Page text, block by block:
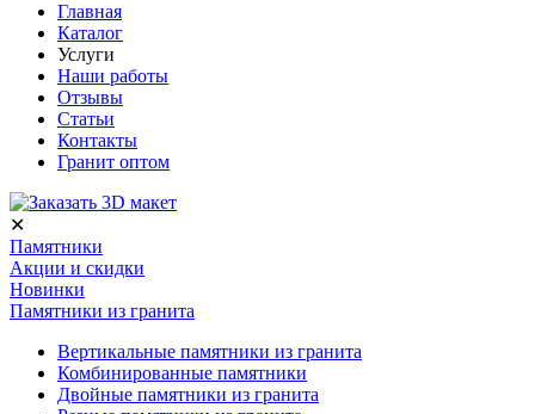
Главная
Каталог
Услуги
Наши работы
Отзывы
Статьи
Контакты
Гранит оптом
✕
Памятники
Акции и скидки
Новинки
Памятники из гранита
Вертикальные памятники из гранита
Комбинированные памятники
Двойные памятники из гранита